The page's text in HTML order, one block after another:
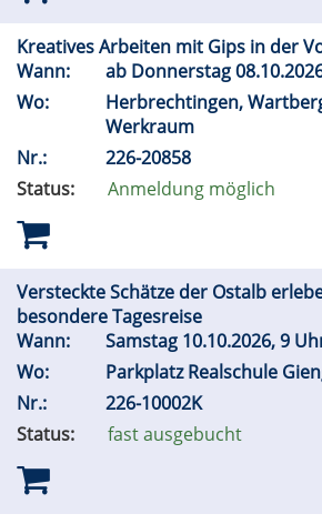
Kreatives Arbeiten mit Gips in der
Wann:
ab Donnerstag
Wo:
Herbrechtingen,
Werkraum
Nr.:
226-20858
Status:
Anmeldung möglich
Versteckte Schätze der Ostalb
besondere Tagesreise
Wann:
Samstag 10.10.2026, 9
Wo:
Parkplatz Realschule
Nr.:
226-10002K
Status:
fast ausgebucht